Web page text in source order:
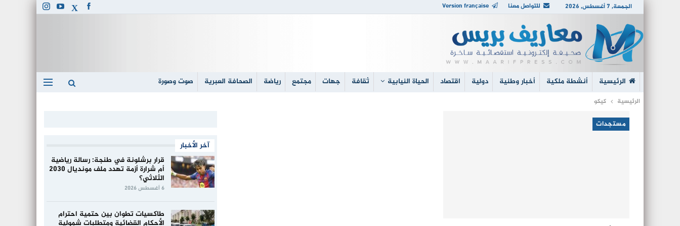
الجمعة, 7 أغسطس, 2026 للتواصل معنا Version française
الرئيسية أنشطة ملكية أخبار وطنية دولية اقتصاد الحياة النيابية ثقافة جهات مجتمع رياضة الصحافة العبرية صوت وصورة
الرئيسية كيكو
مستجدات
آخر الأخبار
قرار برشلونة في طنجة: رسالة رياضية
أم شرارة أزمة تهدد ملف مونديال 2030
الثلاثي؟
6 أغسطس 2026
طاكسيات تطوان بين حتمية احترام
الأحكام القضائية ومتطلبات شمولية